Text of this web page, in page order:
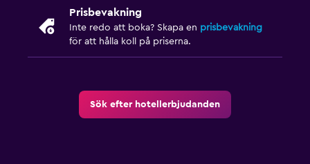
Prisbevakning
Inte redo att boka? Skapa en prisbevakning
för att hålla koll på priserna.
Sök efter hotellerbjudanden